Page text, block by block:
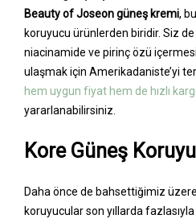
Beauty of Joseon güneş kremi,
koruyucu ürünlerden biridir. Siz de
niacinamide ve pirinç özü
ulaşmak için Amerikadaniste’yi
hem uygun fiyat hem de hızlı
yararlanabilirsiniz.
Kore Güneş
Daha önce de bahsettiğimiz
koruyucular son yıllarda